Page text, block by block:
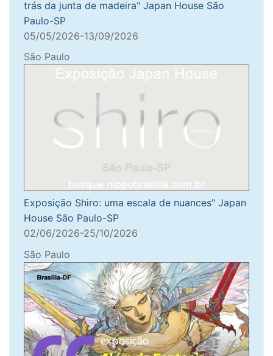
trás da junta de madeira" Japan House São
Paulo-SP
05/05/2026-13/09/2026
São Paulo
Exposição Shiro: uma escala de nuances" Japan
House São Paulo-SP
02/06/2026-25/10/2026
São Paulo